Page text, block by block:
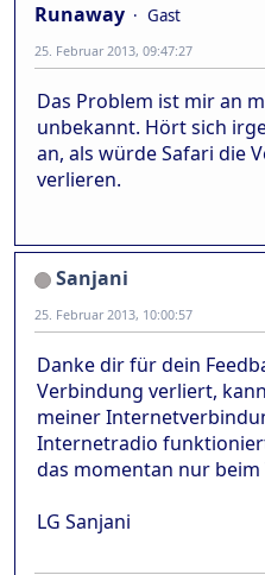
Runaway
Gast
25. Februar 2013, 09:47:27
Das Problem ist mir an
unbekannt. Hört sich
an, als würde Safari die
verlieren.
Sanjani
25. Februar 2013, 10:00:57
Danke dir für dein
Verbindung verliert,
meiner
Internetradio
das momentan nur
LG Sanjani